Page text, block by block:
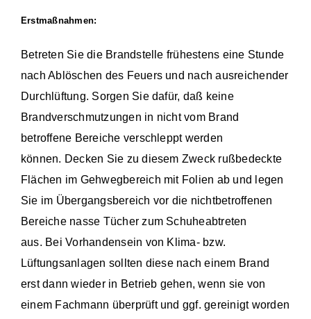
Erstmaßnahmen:
Betreten Sie die Brandstelle frühestens eine Stunde
nach Ablöschen des Feuers und nach ausreichender
Durchlüftung. Sorgen Sie dafür, daß keine
Brandverschmutzungen in nicht vom Brand
betroffene Bereiche verschleppt werden
können. Decken Sie zu diesem Zweck rußbedeckte
Flächen im Gehwegbereich mit Folien ab und legen
Sie im Übergangsbereich vor die nichtbetroffenen
Bereiche nasse Tücher zum Schuheabtreten
aus. Bei Vorhandensein von Klima- bzw.
Lüftungsanlagen sollten diese nach einem Brand
erst dann wieder in Betrieb gehen, wenn sie von
einem Fachmann überprüft und ggf. gereinigt worden